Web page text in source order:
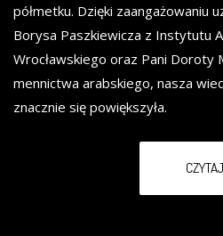
półmetku. Dzięki zaangażowaniu
Borysa Paszkiewicza z Instytutu
Wrocławskiego oraz Pani Doroty
mennictwa arabskiego, nasza
znacznie się powiększyła.